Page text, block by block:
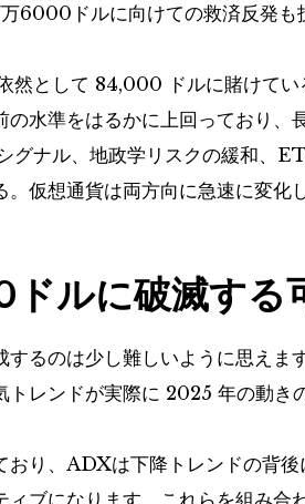
6000ドルに向けての救済反発も
然として 84,000 ドルに賭けて
の水準をはるかに上回っており、
グナル、地政学リスクの緩和、
仮想通貨は両方向に急速に変化
ルに破滅する
するのは少し難しいように思えま
トレンドが実際に 2025 年の動き
おり、ADXは下降トレンドの背